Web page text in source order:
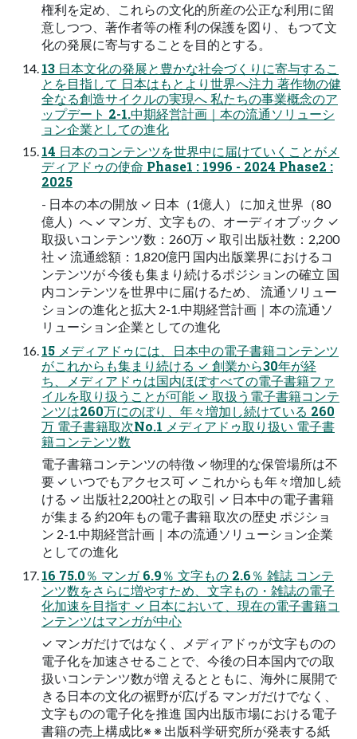
権利を定め、これらの文化的所産の公正な利用に留
意しつつ、著作者等の権 利の保護を図り、もつて文
化の発展に寄与することを目的とする。
13 日本文化の発展と豊かな社会づくりに寄与するこ
とを目指して 日本はもとより世界へ注力 著作物の健
全なる創造サイクルの実現へ 私たちの事業概念のア
ップデート 2-1.中期経営計画｜本の流通ソリューシ
ョン企業としての進化
14 日本のコンテンツを世界中に届けていくことがメ
ディアドゥの使命 Phase1 : 1996 - 2024 Phase2 :
2025
- 日本の本の開放 ✓ 日本（1億人） に加え世界（80
億人）へ ✓ マンガ、文字もの、オーディオブック ✓
取扱いコンテンツ数：260万 ✓ 取引出版社数：2,200
社 ✓ 流通総額：1,820億円 国内出版業界におけるコ
ンテンツが 今後も集まり続けるポジションの確立 国
内コンテンツを世界中に届けるため、 流通ソリュー
ションの進化と拡大 2-1.中期経営計画｜本の流通ソ
リューション企業としての進化
15 メディアドゥには、日本中の電子書籍コンテンツ
がこれからも集まり続ける ✓ 創業から30年が経
ち、メディアドゥは国内ほぼすべての電子書籍ファ
イルを取り扱うことが可能 ✓ 取扱う電子書籍コンテ
ンツは260万にのぼり、年々増加し続けている 260
万 電子書籍取次No.1 メディアドゥ取り扱い 電子書
籍コンテンツ数
電子書籍コンテンツの特徴 ✓ 物理的な保管場所は不
要 ✓ いつでもアクセス可 ✓ これからも年々増加し続
ける ✓ 出版社2,200社との取引 ✓ 日本中の電子書籍
が集まる 約20年もの電子書籍 取次の歴史 ポジショ
ン 2-1.中期経営計画｜本の流通ソリューション企業
としての進化
16 75.0％ マンガ 6.9％ 文字もの 2.6％ 雑誌 コンテ
ンツ数をさらに増やすため、文字もの・雑誌の電子
化加速を目指す ✓ 日本において、現在の電子書籍コ
ンテンツはマンガが中心
✓ マンガだけではなく、メディアドゥが文字ものの
電子化を加速させることで、今後の日本国内での取
扱いコンテンツ数が増 えるとともに、海外に展開で
きる日本の文化の裾野が広げる マンガだけでなく、
文字ものの電子化を推進 国内出版市場における電子
書籍の売上構成比※ ※ 出版科学研究所が発表する紙